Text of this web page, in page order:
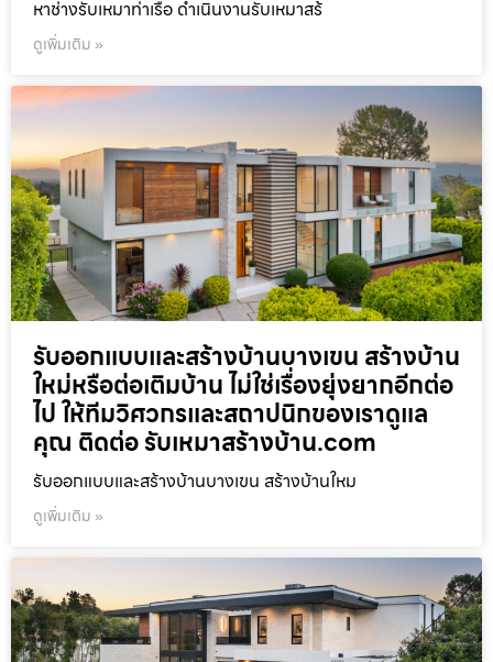
หาช่างรับเหมาท่าเรือ ดำเนินงานรับเหมาสร้
ดูเพิ่มเติม »
รับออกแบบและสร้างบ้านบางเขน สร้างบ้าน
ใหม่หรือต่อเติมบ้าน ไม่ใช่เรื่องยุ่งยากอีกต่อ
ไป ให้ทีมวิศวกรและสถาปนิกของเราดูแล
คุณ ติดต่อ รับเหมาสร้างบ้าน.com
รับออกแบบและสร้างบ้านบางเขน สร้างบ้านใหม
ดูเพิ่มเติม »